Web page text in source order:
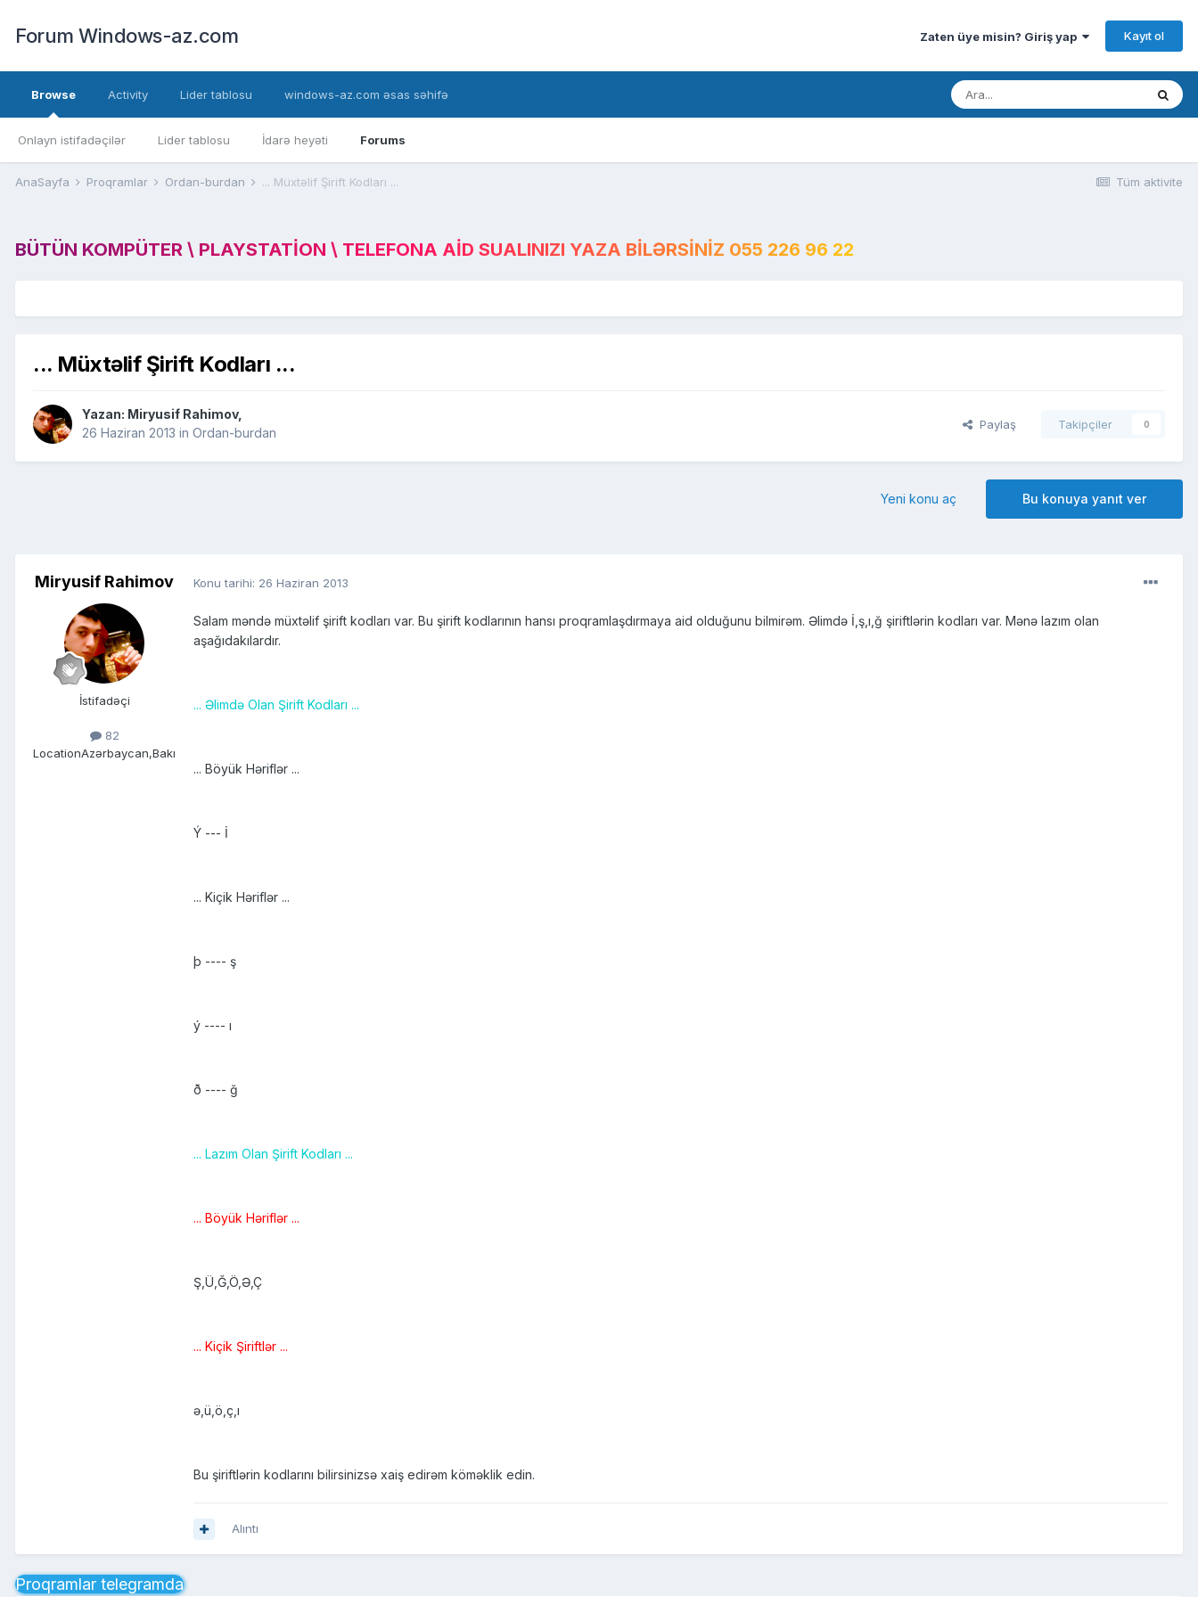
Forum Windows-az.com Zaten üye misin? Giriş yap Kayıt ol
Browse
Onlayn istifadəçilər Lider tablosu İdarə heyəti Forums
Activity Lider tablosu windows-az.com əsas səhifə
Tüm aktivite
AnaSayfa Proqramlar Ordan-burdan ... Müxtəlif Şirift Kodları ...
BÜTÜN KOMPÜTER \ PLAYSTATION \ TELEFONA AID SUALINIZI YAZA BILƏRSINIZ 055 226 96 22
... Müxtəlif Şirift Kodları ...
Yazan: Miryusif Rahimov,
26 Haziran 2013 in Ordan-burdan
Paylaş Takipçiler 0
Bu konuya yanıt ver
Yeni konu aç
Miryusif Rahimov
İstifadəçi
82
LocationAzərbaycan,Bakı
Konu tarihi: 26 Haziran 2013
Salam məndə müxtəlif şirift kodları var. Bu şirift kodlarının hansı proqramlaşdırmaya aid olduğunu bilmirəm. Əlimdə İ,ş,ı,ğ şiriftlərin kodları var. Mənə lazım olan
aşağıdakılardır.
... Əlimdə Olan Şirift Kodları ...
... Böyük Həriflər ...
Ý --- İ
... Kiçik Həriflər ...
þ ---- ş
ý ---- ı
ð ---- ğ
... Lazım Olan Şirift Kodları ...
... Böyük Həriflər ...
Ş,Ü,Ğ,Ö,Ə,Ç
... Kiçik Şiriftlər ...
ə,ü,ö,ç,ı
Bu şiriftlərin kodlarını bilirsinizsə xaiş edirəm köməklik edin.
Alıntı
Proqramlar telegramda